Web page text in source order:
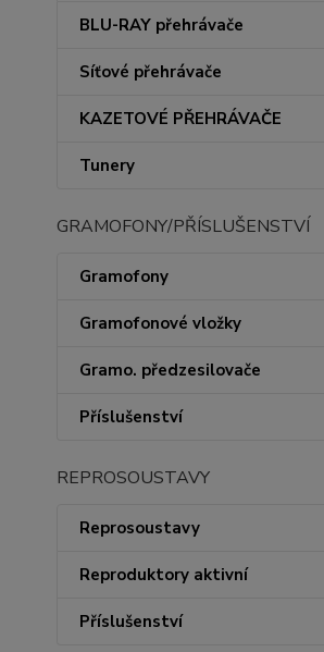
BLU-RAY přehrávače
Síťové přehrávače
KAZETOVÉ PŘEHRÁVAČE
Tunery
GRAMOFONY/PŘÍSLUŠENSTVÍ
Gramofony
Gramofonové vložky
Gramo. předzesilovače
Příslušenství
REPROSOUSTAVY
Reprosoustavy
Reproduktory aktivní
Příslušenství